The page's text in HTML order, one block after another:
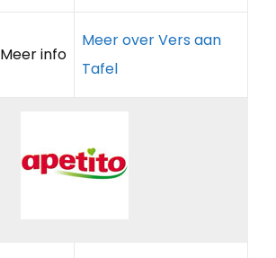
Meer info
Meer over Vers aan
Tafel